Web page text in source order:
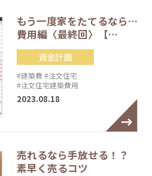
もう一度家をたてるなら…
費用編〈最終回〉【…
資金計画
#建築費 #注文住宅
#注文住宅建築費用
2023.08.18
売れるなら手放せる！？
素早く売るコツ